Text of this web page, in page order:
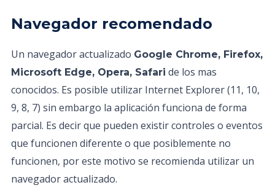
Navegador recomendado
Un navegador actualizado Google Chrome, Firefox,
Microsoft Edge, Opera, Safari de los mas
conocidos. Es posible utilizar Internet Explorer (11, 10,
9, 8, 7) sin embargo la aplicación funciona de forma
parcial. Es decir que pueden existir controles o eventos
que funcionen diferente o que posiblemente no
funcionen, por este motivo se recomienda utilizar un
navegador actualizado.